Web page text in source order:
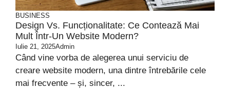
BUSINESS
Design Vs. Funcționalitate: Ce Contează Mai
Mult Într-Un Website Modern?
Iulie 21, 2025Admin
Când vine vorba de alegerea unui serviciu de
creare website modern, una dintre întrebările cele
mai frecvente – și, sincer, ...